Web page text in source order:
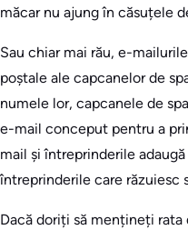
măcar nu ajung în căsuțele
Sau chiar mai rău, e-
poștale ale capcanelor de
numele lor, capcanele de
e-mail conceput pentru a
mail și întreprinderile
întreprinderile care răzuiesc
Dacă doriți să mențineți